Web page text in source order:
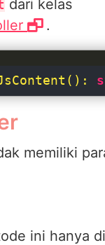
dari kelas
.
memiliki
ini hanya